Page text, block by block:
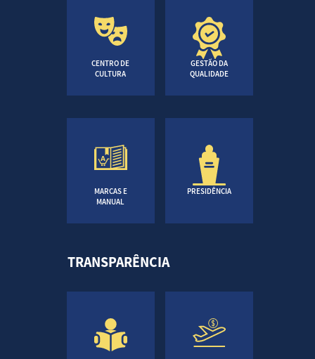
CENTRO DE
CULTURA
GESTÃO DA
QUALIDADE
MARCAS E
MANUAL
PRESIDÊNCIA
TRANSPARÊNCIA